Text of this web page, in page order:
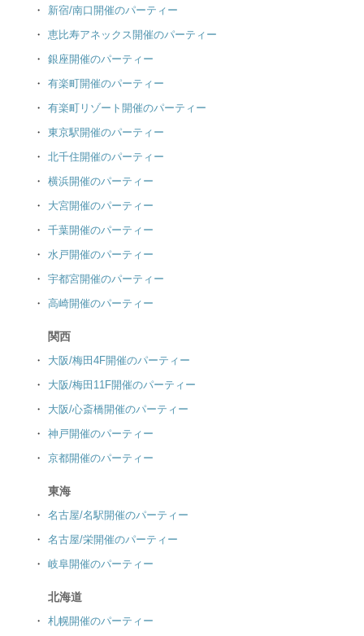
新宿/南口開催のパーティー
恵比寿アネックス開催のパーティー
銀座開催のパーティー
有楽町開催のパーティー
有楽町リゾート開催のパーティー
東京駅開催のパーティー
北千住開催のパーティー
横浜開催のパーティー
大宮開催のパーティー
千葉開催のパーティー
水戸開催のパーティー
宇都宮開催のパーティー
高崎開催のパーティー
関西
大阪/梅田4F開催のパーティー
大阪/梅田11F開催のパーティー
大阪/心斎橋開催のパーティー
神戸開催のパーティー
京都開催のパーティー
東海
名古屋/名駅開催のパーティー
名古屋/栄開催のパーティー
岐阜開催のパーティー
北海道
札幌開催のパーティー